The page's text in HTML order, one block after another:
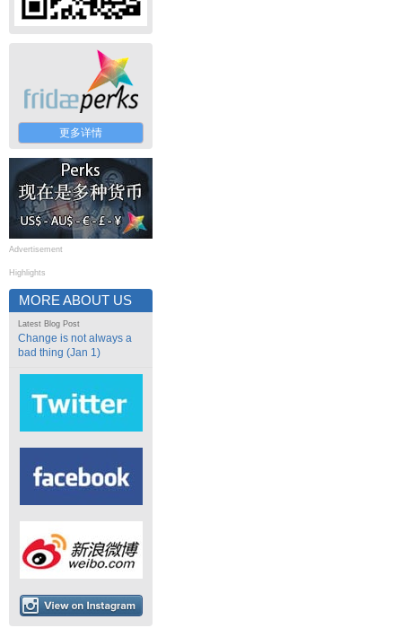
更多详情
Advertisement
Highlights
MORE ABOUT US
Latest Blog Post
Change is not always a
bad thing (Jan 1)